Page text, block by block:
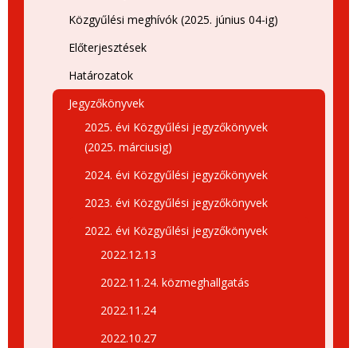
Közgyűlési meghívók (2025. június 04-ig)
Előterjesztések
Határozatok
Jegyzőkönyvek
2025. évi Közgyűlési jegyzőkönyvek
(2025. márciusig)
2024. évi Közgyűlési jegyzőkönyvek
2023. évi Közgyűlési jegyzőkönyvek
2022. évi Közgyűlési jegyzőkönyvek
2022.12.13
2022.11.24. közmeghallgatás
2022.11.24
2022.10.27